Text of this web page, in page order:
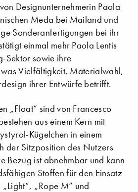
Designunternehmerin Paola
Meda bei Mailand und
Sonderanfertigungen bei ihr
einmal mehr Paola Lentis
Sektor sowie ihre
Vielfältigkeit, Materialwahl,
ihrer Entwürfe betrifft.
„Float“ sind von Francesco
aus einem Kern mit
Kügelchen in einem
der Sitzposition des Nutzers
Bezug ist abnehmbar und kann
Stoffen für den Einsatz
„Rope M“ und